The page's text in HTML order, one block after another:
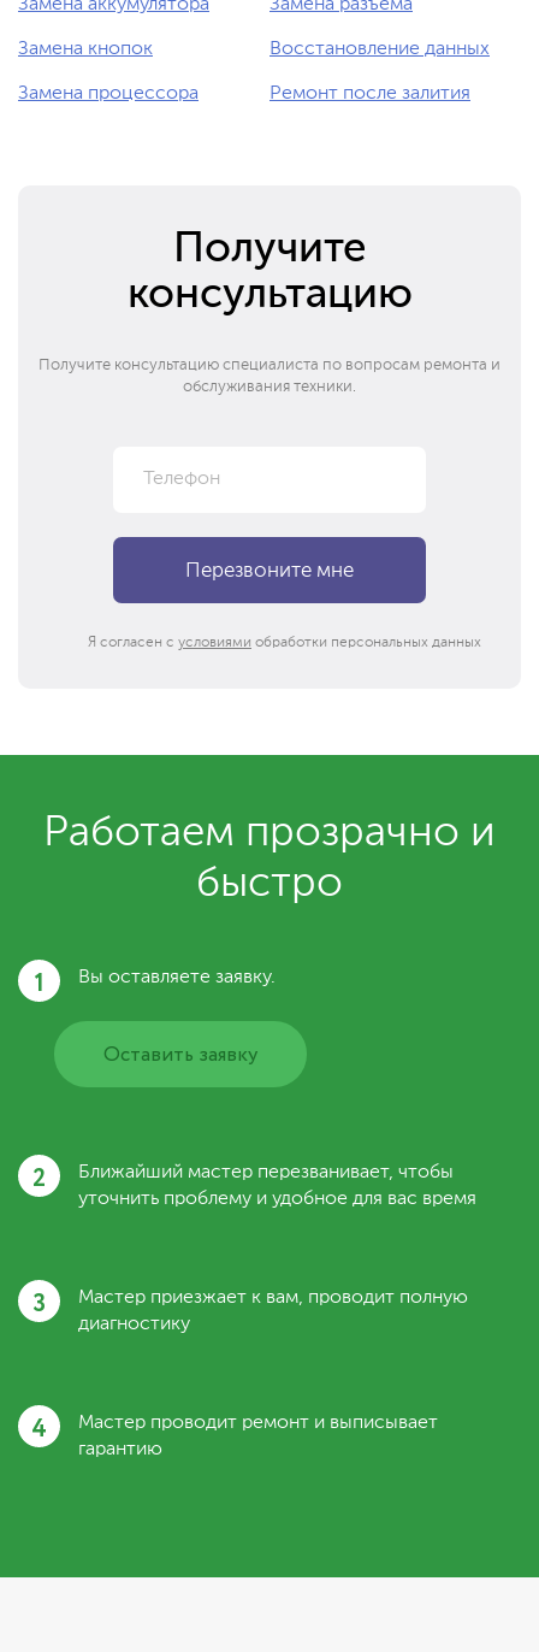
Замена аккумулятора Замена разъема
Замена кнопок Восстановление данных
Замена процессора Ремонт после залития
Получите
консультацию
Получите консультацию специалиста по вопросам ремонта и
обслуживания техники.
Я согласен с условиями обработки персональных данных
Работаем прозрачно и
быстро
1 Вы оставляете заявку.
Оставить заявку
2
Ближайший мастер перезванивает, чтобы
уточнить проблему и удобное для вас время
3
Мастер приезжает к вам, проводит полную
диагностику
4
Мастер проводит ремонт и выписывает
гарантию